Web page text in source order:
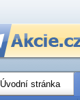
Úvodní stránka